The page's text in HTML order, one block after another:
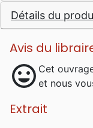
Détails du
Avis du
mood Cet
et nous
Extrait